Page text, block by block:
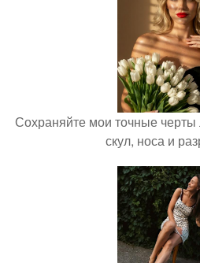
Сохраняйте мои точные
скул, носа и